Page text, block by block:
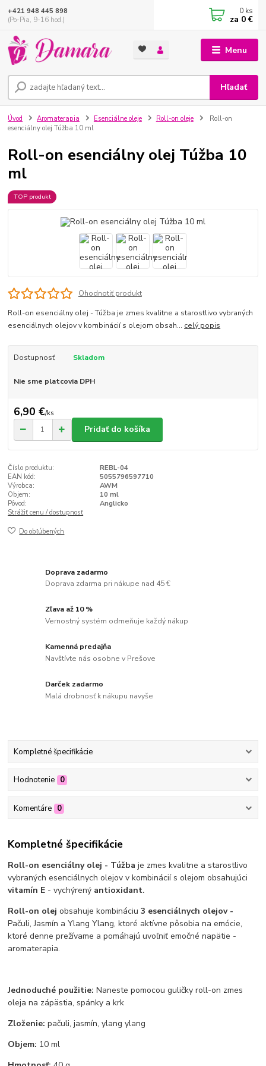
Menu
Hľadať
+421 948 445 898
(Po-Pia, 9-16 hod.)
0 ks
za 0 €
Úvod Aromaterapia Esenciálne oleje Roll-on oleje
Roll-on
esenciálny olej Túžba 10 ml
Roll-on esenciálny olej Túžba 10
ml
TOP produkt
Ohodnotiť produkt
Roll-on esenciálny olej - Túžba je zmes kvalitne a starostlivo vybraných
esenciálnych olejov v kombinácií s olejom obsah... celý popis
Dostupnosť Skladom
Nie sme platcovia DPH
6,90 €/ks
Pridať do košíka
Číslo produktu:
REBL-04
EAN kód:
5055796597710
Výrobca:
AWM
Objem:
10 ml
Pôvod:
Anglicko
Strážiť cenu / dostupnosť
Do obľúbených
Doprava zadarmo
Doprava zdarma pri nákupe nad 45 €
Zľava až 10 %
Vernostný systém odmeňuje každý nákup
Kamenná predajňa
Navštívte nás osobne v Prešove
Darček zadarmo
Malá drobnosť k nákupu navyše
Kompletné špecifikácie
Hodnotenie 0
Komentáre 0
Kompletné špecifikácie
Roll-on esenciálny olej - Túžba je zmes kvalitne a starostlivo
vybraných esenciálnych olejov v kombinácií s olejom obsahujúci
vitamín E - vychýrený antioxidant.
Roll-on olej obsahuje kombináciu3 esenciálnych olejov -
Pačuli, Jasmín a Ylang Ylang, ktoré aktívne pôsobia na emócie,
ktoré denne prežívame a pomáhajú uvoľniť emočné napätie -
aromaterapia.
Jednoduché použitie:Naneste pomocou guličky roll-on zmes
oleja na zápästia, spánky a krk
Zloženie:pačuli, jasmín, ylang ylang
Objem: 10 ml